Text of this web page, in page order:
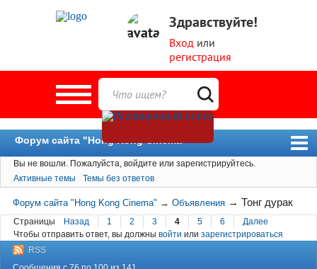
Здравствуйте!
Вход или
регистрация
Форум сайта "Hong Kong Cinema"
Форум
Новости
Пользователи
Поиск
Вы не вошли. Пожалуйста, войдите или зарегистрируйтесь.
Активные темы
Темы без ответов
Форум сайта "Hong Kong Cinema" →Объявления →Тонг дурак
Страницы Назад 1 2 3 4 5 6
Далее
Чтобы отправить ответ, вы должны войти или зарегистрироваться
RSS